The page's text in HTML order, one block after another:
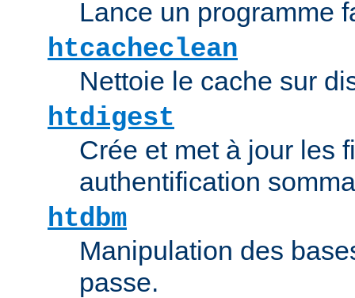
Lance un programme
htcacheclean
Nettoie le cache sur
htdigest
Crée et met à jour les
authentification
htdbm
Manipulation des
passe.